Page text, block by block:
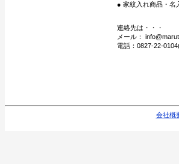
● 家紋入れ商品・名
連絡先は・・・
メール：
電話：0827-22-
会社概